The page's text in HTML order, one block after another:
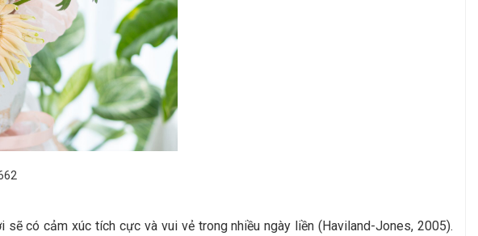
có cảm xúc tích cực và vui vẻ trong nhiều ngày liền (Haviland-Jones, 2005).